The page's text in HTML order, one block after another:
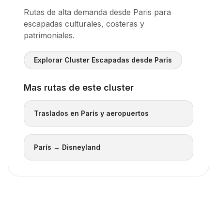
Rutas de alta demanda desde Paris para
escapadas culturales, costeras y
patrimoniales.
Explorar Cluster Escapadas desde Paris
Mas rutas de este cluster
Traslados en París y aeropuertos
París → Disneyland